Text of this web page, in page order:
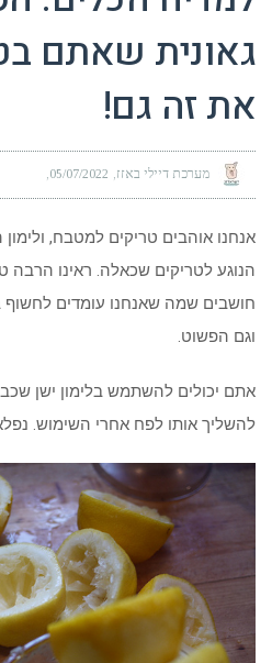
גאונית שאתם
את זה גם!
מערכת דיילי באזז 05/07/2022
אנחנו אוהבים טריקים למטבח,
הנוגע לטריקים שכאלה. ראינו הרבה
חושבים שמה שאנחנו עומדים לחשוף
וגם הפשוט.
אתם יכולים להשתמש בלימון ישן
להשליך אותו לפח אחרי השימוש.